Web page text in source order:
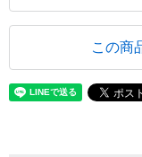
この商